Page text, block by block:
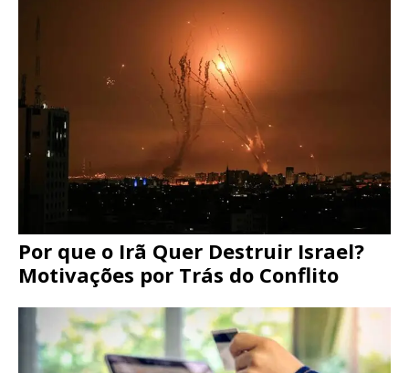
Por que o Irã Quer Destruir Israel?
Motivações por Trás do Conflito